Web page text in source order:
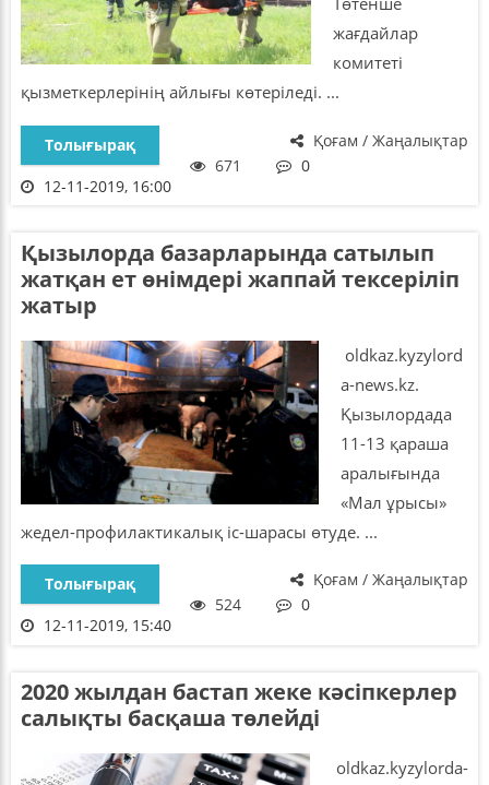
жағдайлар
комитеті
қызметкерлерінің айлығы көтеріледі. ...
Қоғам / Жаңалықтар
Толығырақ
671
0
12-11-2019, 16:00
Қызылорда базарларында сатылып
жатқан ет өнімдері жаппай тексеріліп
жатыр
oldkaz.kyzylord
a-news.kz.
Қызылордада
11-13 қараша
аралығында
«Мал ұрысы»
жедел-профилактикалық іс-шарасы өтуде. ...
Қоғам / Жаңалықтар
Толығырақ
524
0
12-11-2019, 15:40
2020 жылдан бастап жеке кәсіпкерлер
салықты басқаша төлейді
oldkaz.kyzylorda-